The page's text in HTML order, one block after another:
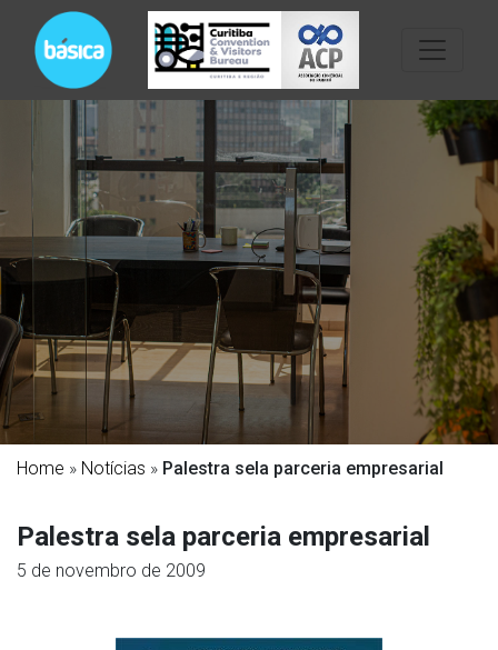
Home » Notícias » Palestra sela parceria empresarial
Palestra sela parceria empresarial
5 de novembro de 2009